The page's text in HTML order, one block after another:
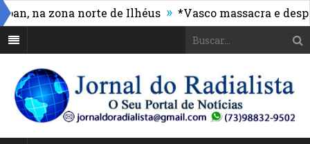
zona norte de Ilhéus » *Vasco massacra e
ganha reforço com capacitação